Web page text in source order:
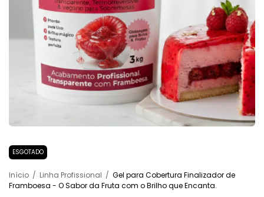
ESGOTADO
Início / Linha Profissional / Gel para Cobertura Finalizador de
Framboesa - O Sabor da Fruta com o Brilho que Encanta.